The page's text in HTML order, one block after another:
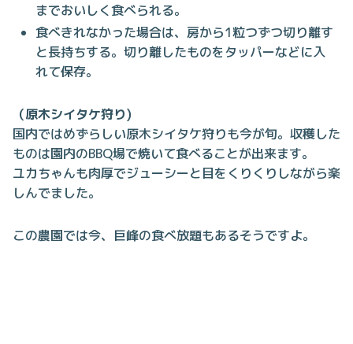
までおいしく食べられる。
食べきれなかった場合は、房から1粒つずつ切り離す
と長持ちする。切り離したものをタッパーなどに入
れて保存。
（原木シイタケ狩り)
国内ではめずらしい原木シイタケ狩りも今が旬。収穫した
ものは園内のBBQ場で焼いて食べることが出来ます。
ユカちゃんも肉厚でジューシーと目をくりくりしながら楽
しんでました。
この農園では今、巨峰の食べ放題もあるそうですよ。